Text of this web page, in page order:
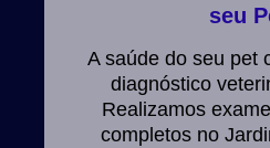
seu
A saúde do seu pet
diagnóstico
Realizamos
completos no